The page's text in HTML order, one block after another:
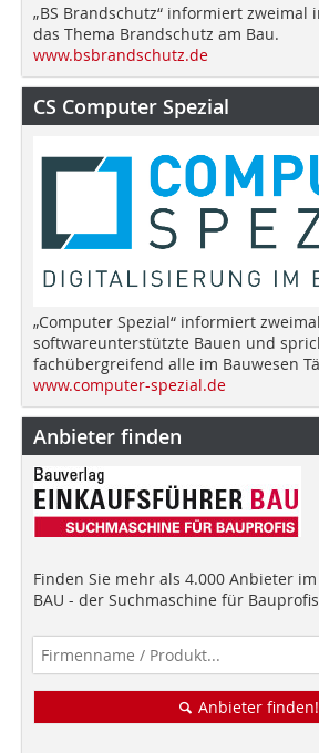
„BS Brandschutz“ informiert zweimal
das Thema Brandschutz am Bau.
www.bsbrandschutz.de
CS Computer Spezial
„Computer Spezial“ informiert
softwareunterstützte Bauen und
fachübergreifend alle im Bauwesen
www.computer-spezial.de
Anbieter finden
Finden Sie mehr als 4.000 Anbieter im
BAU - der Suchmaschine für
Anbieter finden!